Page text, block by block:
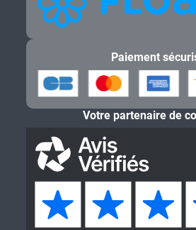
Paiement en
Paiement
Votre partenaire de